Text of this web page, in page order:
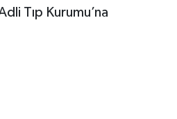
Tıp Kurumu’na